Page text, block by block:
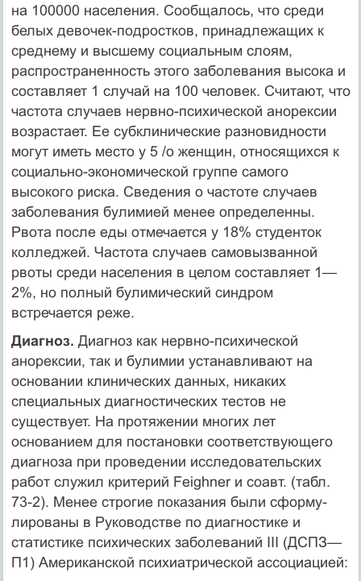
на 100000 населения. Сообща­лось, что среди
белых девочек-подростков, принадлежащих к
среднему и высшему социальным слоям,
распространенность этого заболевания высока и
составляет 1 случай на 100 человек. Считают, что
частота случаев нервно-психической ано­рексии
возрастает. Ее субклинические разновидности
могут иметь место у 5 /о женщин, относящихся к
социально-экономической группе самого
высокого риска. Сведения о частоте случаев
заболевания булимией менее определенны.
Рвота после еды отмечается у 18% студенток
колледжей. Частота случаев самовы­званной
рвоты среди населения в целом составляет 1—
2%, но полный булимический синдром
встречается реже.
Диагноз. Диагноз как нервно-психической
анорексии, так и булимии устанав­ливают на
основании клинических данных, никаких
специальных диагностических тестов не
существует. На протяжении многих лет
основанием для постановки соответствующего
диагноза при проведении исследовательских
работ служил критерий Feighner и соавт. (табл.
73-2). Менее строгие показания были сформу­
лированы в Руководстве по диагностике и
статистике психических заболева­ний III (ДСПЗ—
П1) Американской психиатрической ассоциацией: